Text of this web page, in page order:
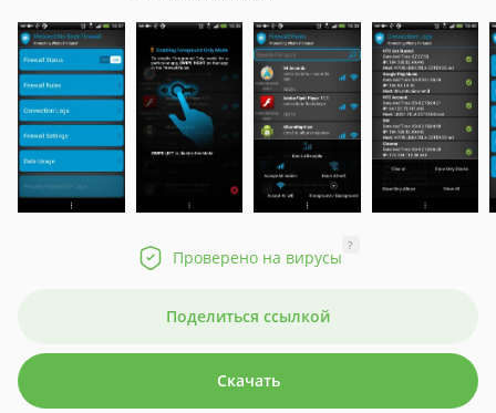
Проверено на вирусы
?
Поделиться ссылкой
Скачать